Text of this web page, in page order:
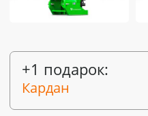
+1 подарок:
Кардан